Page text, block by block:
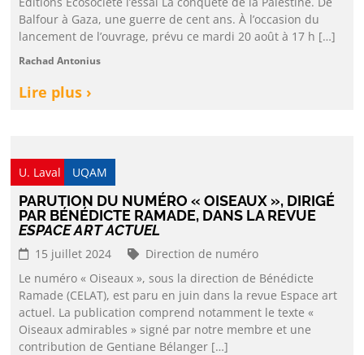
Balfour à Gaza, une guerre de cent ans. À l’occasion du
lancement de l’ouvrage, prévu ce mardi 20 août à 17 h […]
Rachad Antonius
Lire plus ›
U. Laval UQAM
PARUTION DU NUMÉRO « OISEAUX », DIRIGÉ
PAR BÉNÉDICTE RAMADE, DANS LA REVUE
ESPACE ART ACTUEL
15 juillet 2024
Direction de numéro
Le numéro « Oiseaux », sous la direction de Bénédicte
Ramade (CELAT), est paru en juin dans la revue Espace art
actuel. La publication comprend notamment le texte «
Oiseaux admirables » signé par notre membre et une
contribution de Gentiane Bélanger […]